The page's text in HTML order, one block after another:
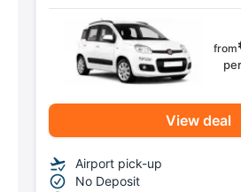
from
View deal
Airport pick-up
No Deposit